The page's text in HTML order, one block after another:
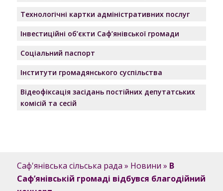
Технологічні картки адміністративних послуг
Інвестиційні об’єкти Саф’янівської громади
Соціальний паспорт
Інститути громадянського суспільства
Відеофіксація засідань постійних депутатських
комісій та сесій
Саф'янівська сільська рада » Новини » В
Сафʼянівській громаді відбувся благодійний